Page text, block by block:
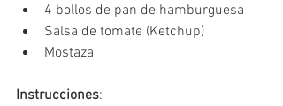
4 bollos de pan de hamburguesa
Salsa de tomate (Ketchup)
Mostaza
Instrucciones: